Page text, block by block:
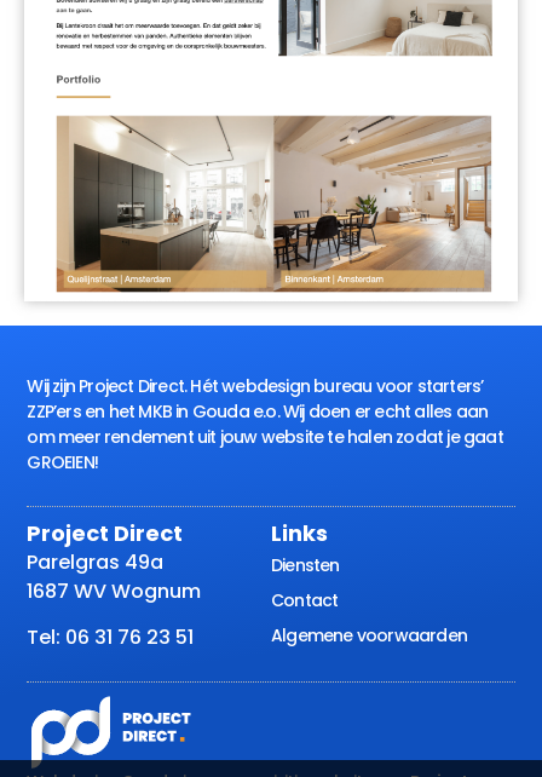
Wij zijn Project Direct. Hét webdesign bureau voor starters’
ZZP’ers en het MKB in Gouda e.o. Wij doen er echt alles aan
om meer rendement uit jouw website te halen zodat je gaat
GROEIEN!
Project Direct
Parelgras 49a
1687 WV Wognum
Tel: 06 31 76 23 51
Links
Diensten
Contact
Algemene voorwaarden